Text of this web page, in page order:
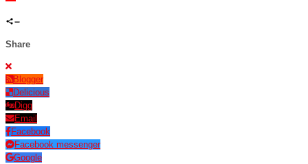
Share
Blogger
Delicious
Digg
Email
Facebook
Facebook messenger
Google